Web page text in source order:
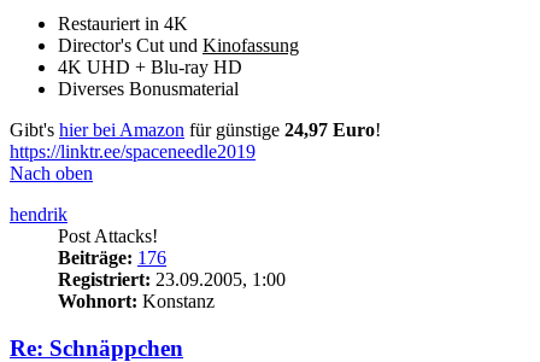
Restauriert in 4K
Director's Cut und Kinofassung
4K UHD + Blu-ray HD
Diverses Bonusmaterial
Gibt's hier bei Amazon für günstige 24,97 Euro!
https://linktr.ee/spaceneedle2019
Nach oben
hendrik
Post Attacks!
Beiträge: 176
Registriert: 23.09.2005, 1:00
Wohnort: Konstanz
Re: Schnäppchen